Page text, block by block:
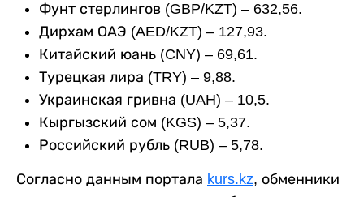
Фунт стерлингов (GBP/KZT) – 632,56.
Дирхам ОАЭ (AED/KZT) – 127,93.
Китайский юань (CNY) – 69,61.
Турецкая лира (TRY) – 9,88.
Украинская гривна (UAH) – 10,5.
Кыргызский сом (KGS) – 5,37.
Российский рубль (RUB) – 5,78.
Согласно данным портала kurs.kz, обменники